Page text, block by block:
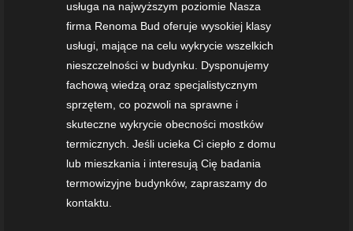
usługa na najwyższym poziomie Nasza
firma Renoma Bud oferuje wysokiej klasy
usługi, mające na celu wykrycie wszelkich
nieszczelności w budynku. Dysponujemy
fachową wiedzą oraz specjalistycznym
sprzętem, co pozwoli na sprawne i
skuteczne wykrycie obecności mostków
termicznych. Jeśli ucieka Ci ciepło z domu
lub mieszkania i interesują Cię badania
termowizyjne budynków, zapraszamy do
kontaktu.